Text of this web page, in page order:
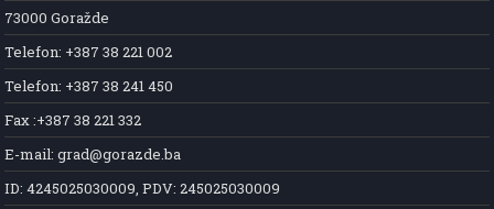
73000 Goražde
Telefon: +387 38 221 002
Telefon: +387 38 241 450
Fax :+387 38 221 332
E-mail: grad@gorazde.ba
ID: 4245025030009, PDV: 245025030009